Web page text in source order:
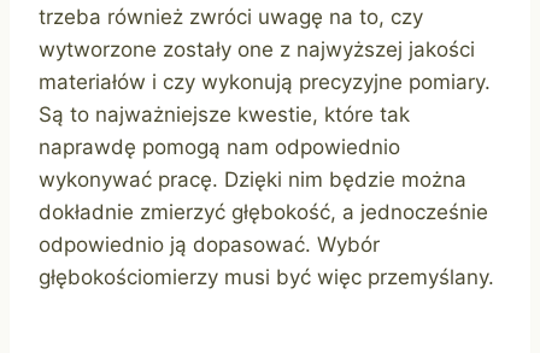
trzeba również zwróci uwagę na to, czy
wytworzone zostały one z najwyższej jakości
materiałów i czy wykonują precyzyjne pomiary.
Są to najważniejsze kwestie, które tak
naprawdę pomogą nam odpowiednio
wykonywać pracę. Dzięki nim będzie można
dokładnie zmierzyć głębokość, a jednocześnie
odpowiednio ją dopasować. Wybór
głębokościomierzy musi być więc przemyślany.